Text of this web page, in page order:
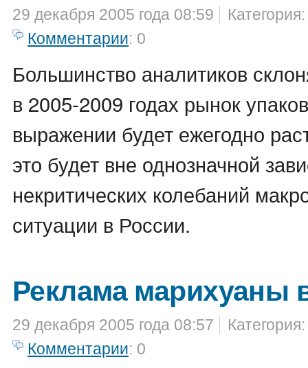
29 декабря 2005 года 08:59
Комментарии: 0
Большинство аналитиков
в 2005-2009 годах рынок
выражении будет ежегодно
это будет вне однозначной
некритических колебаний
ситуации в России.
Реклама марихуаны
29 декабря 2005 года 08:57
Комментарии: 0